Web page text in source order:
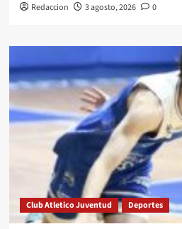
Redaccion 3 agosto, 2026 0
Club Atletico Juventud Deportes